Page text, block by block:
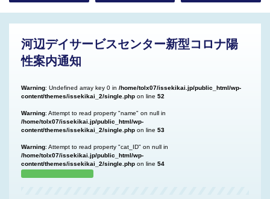
河辺デイサービスセンター新型コロナ陽
性案内通知
Warning: Undefined array key 0 in /home/tolx07/issekikai.jp/public_html/wp-
content/themes/issekikai_2/single.php on line 52
Warning: Attempt to read property "name" on null in
/home/tolx07/issekikai.jp/public_html/wp-
content/themes/issekikai_2/single.php on line 53
Warning: Attempt to read property "cat_ID" on null in
/home/tolx07/issekikai.jp/public_html/wp-
content/themes/issekikai_2/single.php on line 54